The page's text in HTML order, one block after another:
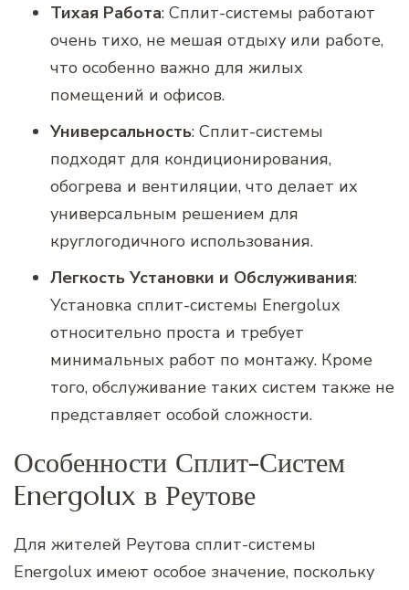
Тихая Работа: Сплит-системы работают
очень тихо, не мешая отдыху или работе,
что особенно важно для жилых
помещений и офисов.
Универсальность: Сплит-системы
подходят для кондиционирования,
обогрева и вентиляции, что делает их
универсальным решением для
круглогодичного использования.
Легкость Установки и Обслуживания:
Установка сплит-системы Energolux
относительно проста и требует
минимальных работ по монтажу. Кроме
того, обслуживание таких систем также не
представляет особой сложности.
Особенности Сплит-Систем
Energolux в Реутове
Для жителей Реутова сплит-системы
Energolux имеют особое значение, поскольку